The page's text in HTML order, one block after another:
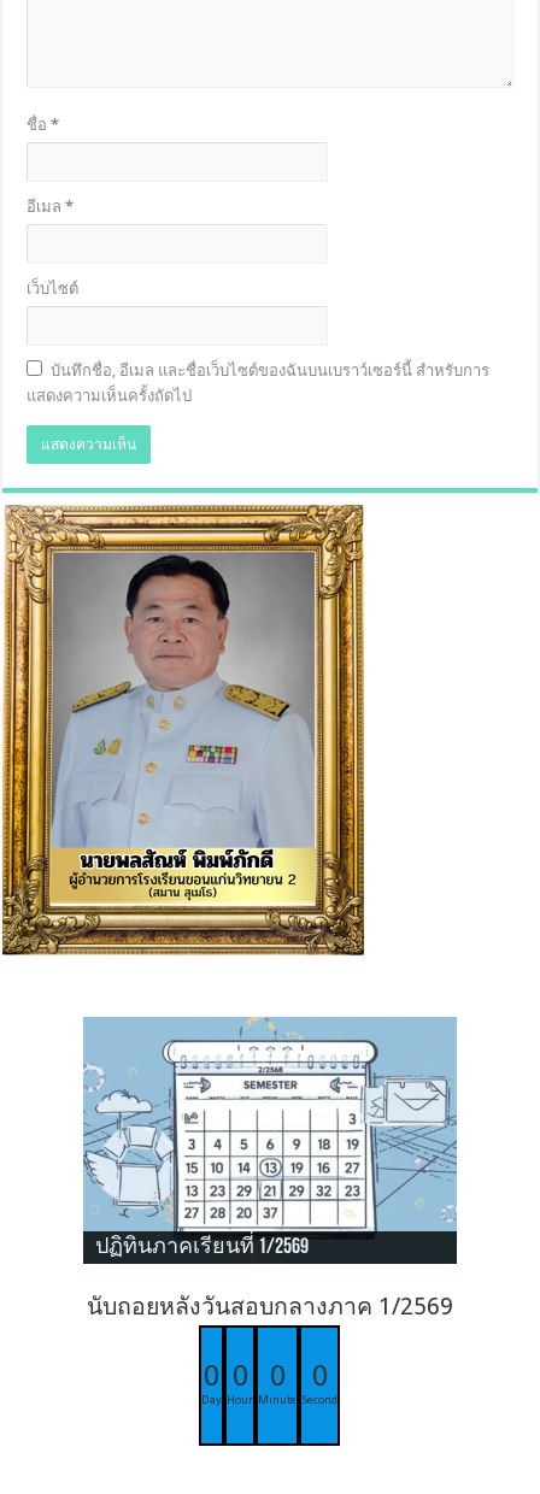
ชื่อ*
อีเมล*
เว็บไซต์
บันทึกชื่อ, อีเมล และชื่อเว็บไซต์ของฉันบนเบราว์เซอร์นี้ สำหรับการ
แสดงความเห็นครั้งถัดไป
ปฏิทินภาคเรียนที่ 1/2569
นับถอยหลังวันสอบกลางภาค 1/2569
0
Day
0
Hour
0
Minute
0
Second